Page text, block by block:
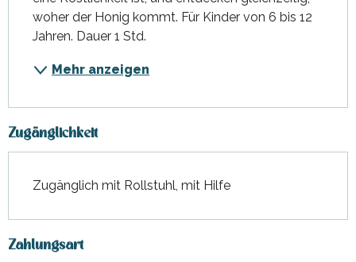
woher der Honig kommt. Für Kinder von 6 bis 12
Jahren. Dauer 1 Std.
Mehr anzeigen
Zugänglichkeit
Zugänglich mit Rollstuhl, mit Hilfe
Zahlungsart